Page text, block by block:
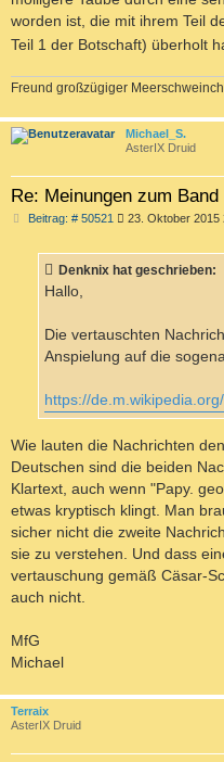
worden ist, die mit ihrem Teil
Teil 1 der Botschaft) überholt
Freund großzügiger
Michael_S.
AsterIX Druid
Re: Meinungen zum Band
Beitrag: # 50521 B
r
23. Oktober 2015
Denknix hat geschrieben:
Hallo,
Die vertauschten
Anspielung auf die
https://
Wie lauten die Nachrichten
Deutschen sind die beiden
Klartext, auch wenn "Papy.
etwas kryptisch klingt. Man
sicher nicht die zweite
sie zu verstehen. Und dass
vertauschung gemäß Cäsar-
auch nicht.
MfG
Michael
Terraix
AsterIX Druid